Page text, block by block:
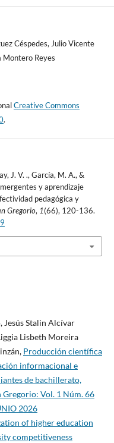
Céspedes, Julio Vicente
Montero Reyes
Creative Commons
.
J. V. ., García, M. A., &
y aprendizaje
pedagógica y
Gregorio, 1(66), 120-136.
Stalin Alcívar
Lisbeth Moreira
Producción científica
informacional e
de bachillerato,
Gregorio: Vol. 1 Núm. 66
2026
of higher education
competitiveness